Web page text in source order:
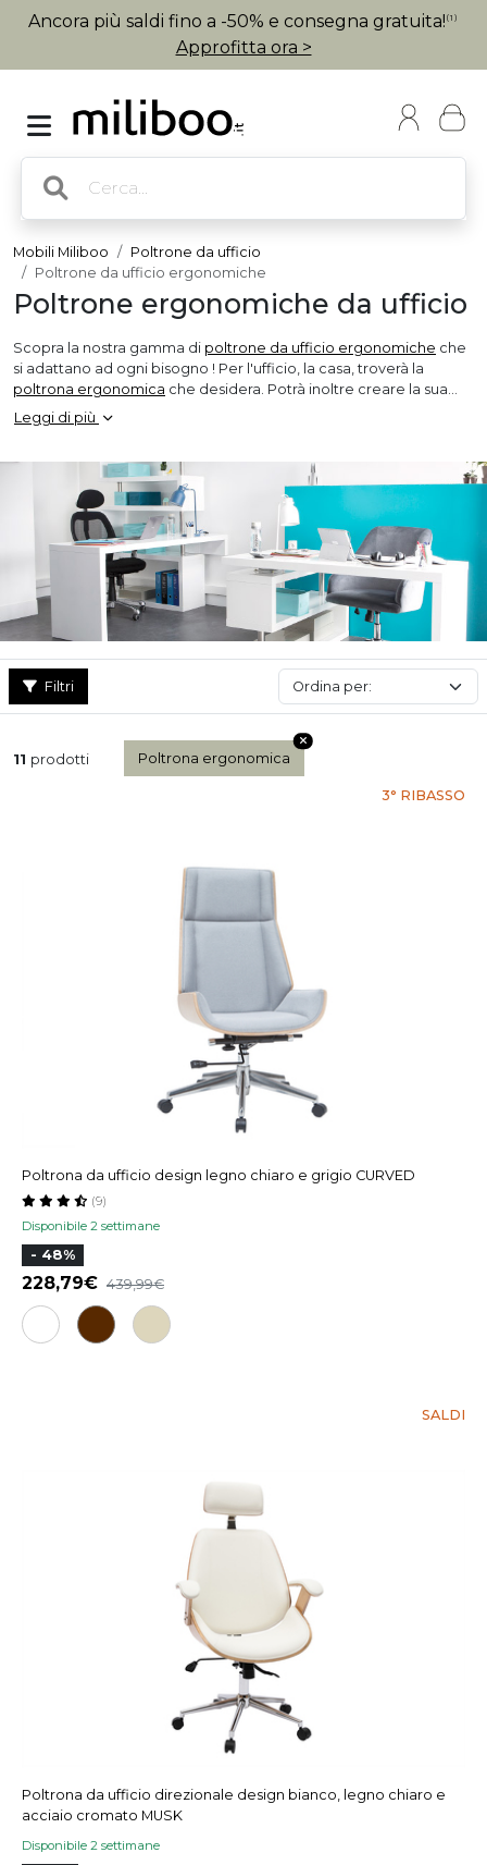
Ancora più saldi fino a -50% e consegna gratuita! (1)
Approfitta ora >
Mobili Miliboo
Poltrone da ufficio
Poltrone da ufficio ergonomiche
Poltrone ergonomiche da ufficio
Scopra la nostra gamma di poltrone da ufficio ergonomiche che
si adattano ad ogni bisogno ! Per l'ufficio, la casa, troverà la
poltrona ergonomica che desidera. Potrà inoltre creare la sua
poltrona da ufficio ergonomica personalizzabile
all'applicazione
Leggi di più
Filtri
11 prodotti Poltrona ergonomica
3° RIBASSO
Poltrona da ufficio design legno chiaro e grigio CURVED
Disponibile 2 settimane
(9)
- 48%
228,79 439,99
SALDI
Poltrona da ufficio direzionale design bianco, legno chiaro e
acciaio cromato MUSK
Disponibile 2 settimane